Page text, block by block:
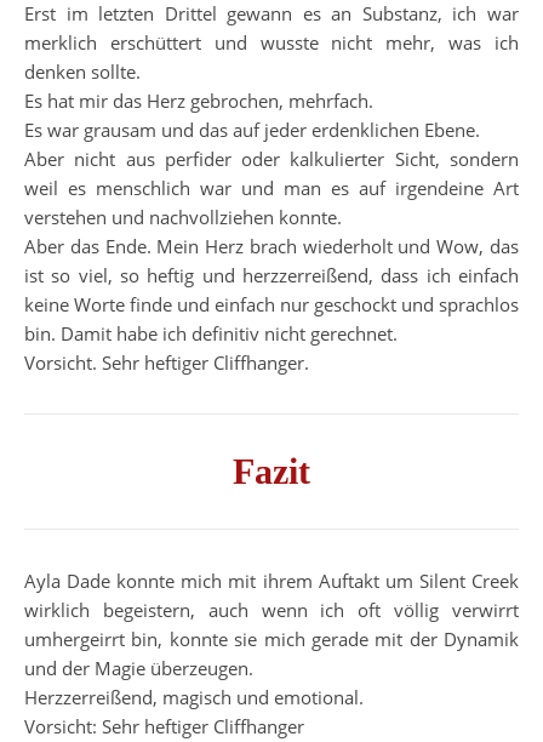
Erst im letzten Drittel gewann es an Substanz, ich war
merklich erschüttert und wusste nicht mehr, was ich
denken sollte.
Es hat mir das Herz gebrochen, mehrfach.
Es war grausam und das auf jeder erdenklichen Ebene.
Aber nicht aus perfider oder kalkulierter Sicht, sondern
weil es menschlich war und man es auf irgendeine Art
verstehen und nachvollziehen konnte.
Aber das Ende. Mein Herz brach wiederholt und Wow, das
ist so viel, so heftig und herzzerreißend, dass ich einfach
keine Worte finde und einfach nur geschockt und sprachlos
bin. Damit habe ich definitiv nicht gerechnet.
Vorsicht. Sehr heftiger Cliffhanger.
Fazit
Ayla Dade konnte mich mit ihrem Auftakt um Silent Creek
wirklich begeistern, auch wenn ich oft völlig verwirrt
umhergeirrt bin, konnte sie mich gerade mit der Dynamik
und der Magie überzeugen.
Herzzerreißend, magisch und emotional.
Vorsicht: Sehr heftiger Cliffhanger